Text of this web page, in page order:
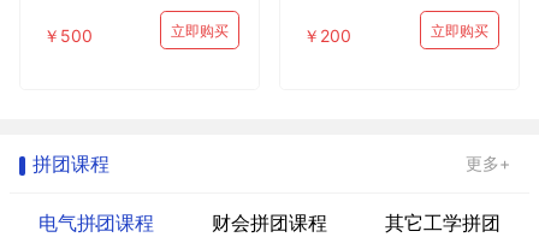
￥500
立即购买 ￥200 立即购买
拼团课程 更多+
电气拼团课程 财会拼团课程 其它工学拼团